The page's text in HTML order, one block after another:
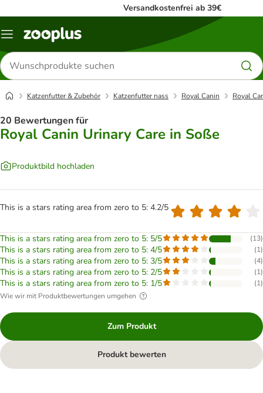
Versandkostenfrei ab 39€
Menü
Produkte
suchen
Katzenfutter & Zubehör Katzenfutter nass Royal Canin Royal
20 Bewertungen für
Royal Canin Urinary Care in Soße
Produktbild hochladen
This is a stars rating area from zero to 5: 4.2/5
This is a stars rating area from zero to 5: 5/5 (13)
This is a stars rating area from zero to 5: 4/5 (1)
This is a stars rating area from zero to 5: 3/5 (4)
This is a stars rating area from zero to 5: 2/5 (1)
This is a stars rating area from zero to 5: 1/5 (1)
Wie wir mit Produktbewertungen umgehen
Zum Produkt
Produkt bewerten